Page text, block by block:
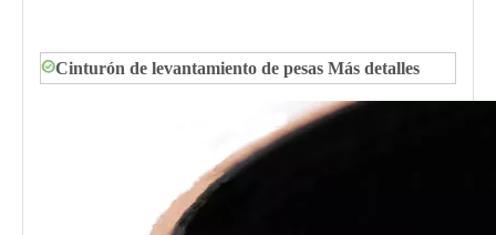
Cinturón de levantamiento de pesas Más detalles